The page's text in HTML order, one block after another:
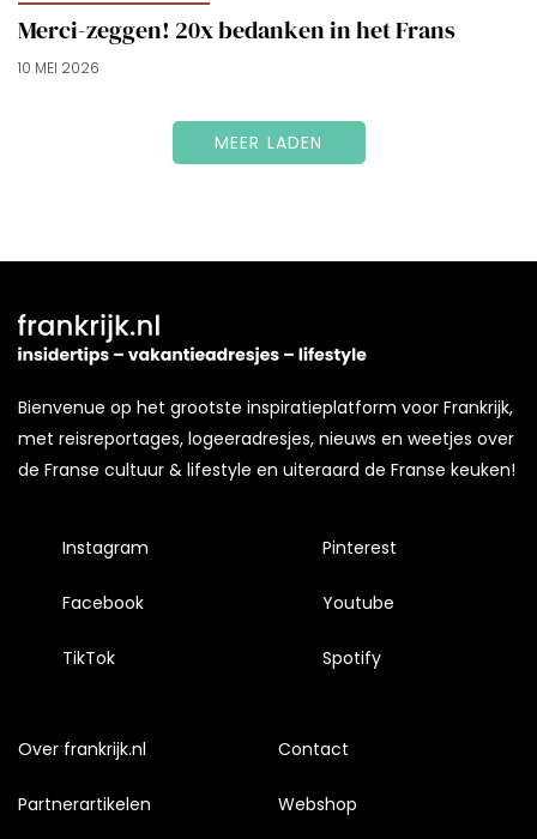
Merci-zeggen! 20x bedanken in het Frans
10 MEI 2026
MEER LADEN
Bienvenue op het grootste inspiratieplatform voor Frankrijk,
met reisreportages, logeeradresjes, nieuws en weetjes over
de Franse cultuur & lifestyle en uiteraard de Franse keuken!
Instagram
Facebook
TikTok
Pinterest
Youtube
Spotify
Over frankrijk.nl
Partnerartikelen
Contact
Webshop